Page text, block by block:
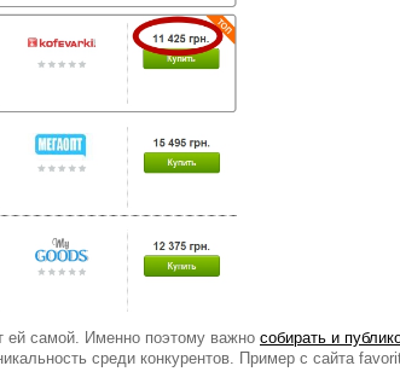
ей самой. Именно поэтому важно собирать и
среди конкурентов. Пример с сайта